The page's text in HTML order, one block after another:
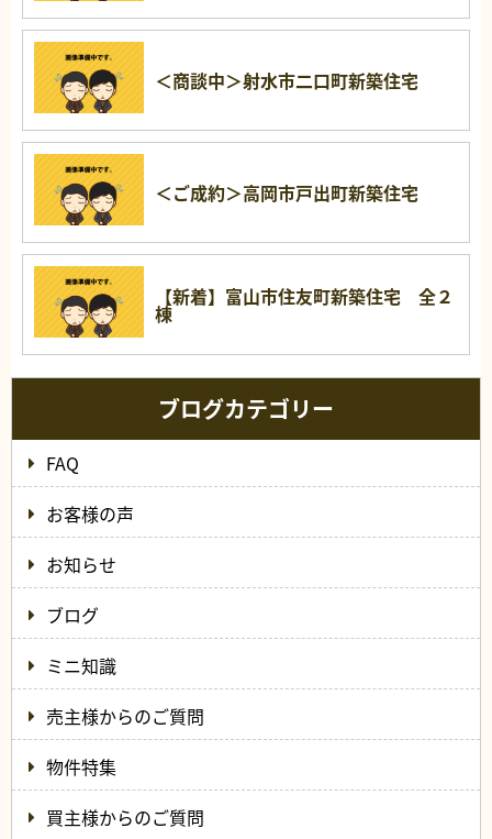
＜商談中＞射水市二口町新築住宅
＜ご成約＞高岡市戸出町新築住宅
【新着】富山市住友町新築住宅 全２
棟
ブログカテゴリー
FAQ
お客様の声
お知らせ
ブログ
ミニ知識
売主様からのご質問
物件特集
買主様からのご質問